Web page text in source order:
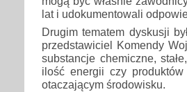
lat i udokumentowali
Drugim tematem dyskusji
przedstawiciel Komendy
substancje chemiczne,
ilość energii czy
otaczającym środowisku.